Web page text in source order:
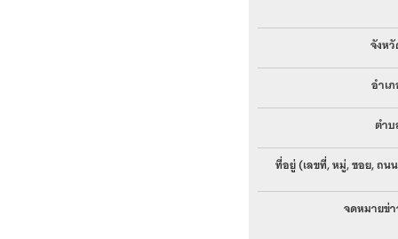
จังห
อำเ
ตำ
ที่อยู่ (เลขที่, หมู่, ซอย, ถน
จดหมายข่